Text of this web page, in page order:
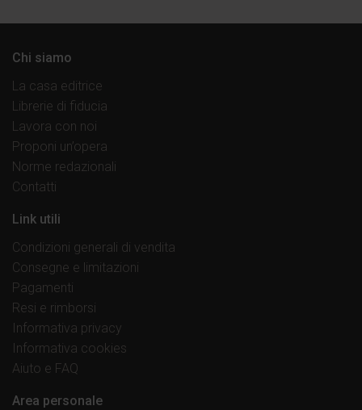
Chi siamo
La casa editrice
Librerie di fiducia
Lavora con noi
Proponi un’opera
Norme redazionali
Contatti
Link utili
Condizioni generali di vendita
Consegne e limitazioni
Pagamenti
Resi e rimborsi
Informativa privacy
Informativa cookies
Aiuto e FAQ
Area personale